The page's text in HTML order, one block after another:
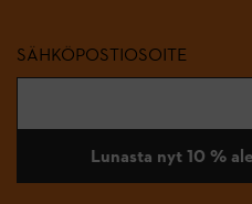
SÄHKÖPOSTIOSOITE
Lunasta nyt 10 %